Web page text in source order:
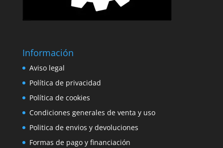
Información
Aviso legal
Política de privacidad
Política de cookies
Condiciones generales de venta y uso
Politica de envios y devoluciones
Formas de pago y financiación